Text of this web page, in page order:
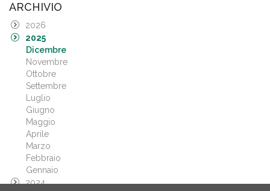
ARCHIVIO
2026
2025
Dicembre
Novembre
Ottobre
Settembre
Luglio
Giugno
Maggio
Aprile
Marzo
Febbraio
Gennaio
2024